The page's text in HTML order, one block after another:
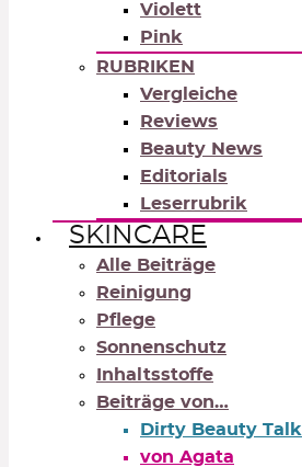
Violett
Pink
RUBRIKEN
Vergleiche
Reviews
Beauty News
Editorials
Leserrubrik
SKINCARE
Alle Beiträge
Reinigung
Pflege
Sonnenschutz
Inhaltsstoffe
Beiträge von…
Dirty Beauty Talk
von Agata